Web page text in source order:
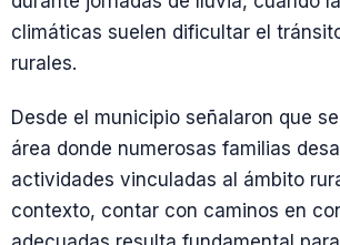
climáticas suelen dificultar el
rurales.
Desde el municipio señalaron que
área donde numerosas familias
actividades vinculadas al ámbito
contexto, contar con caminos en